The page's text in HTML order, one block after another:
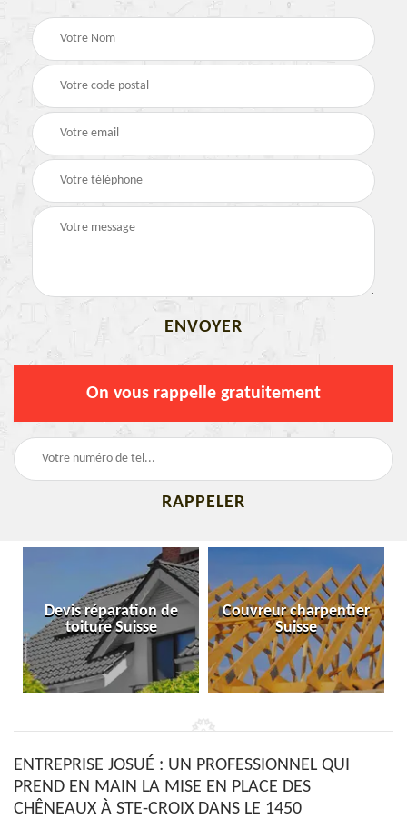
On vous rappelle gratuitement
Devis réparation de
toiture Suisse
Couvreur charpentier
Suisse
ENTREPRISE JOSUÉ : UN PROFESSIONNEL QUI
PREND EN MAIN LA MISE EN PLACE DES
CHÊNEAUX À STE-CROIX DANS LE 1450